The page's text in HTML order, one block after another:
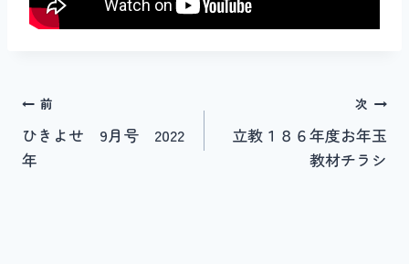
投
稿
前
ひきよせ 9月号 2022
年
次
立教１８６年度お年玉
教材チラシ